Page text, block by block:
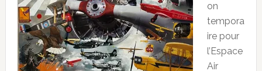
on
tempora
ire pour
l’Espace
Air